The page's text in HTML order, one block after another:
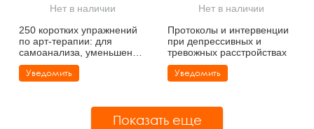
Нет в наличии
250 коротких упражнений
по арт-терапии: для
самоанализа, уменьшения
стресса и тревоги
Уведомить
Нет в наличии
Протоколы и интервенции
при депрессивных и
тревожных расстройствах
Уведомить
Показать еще